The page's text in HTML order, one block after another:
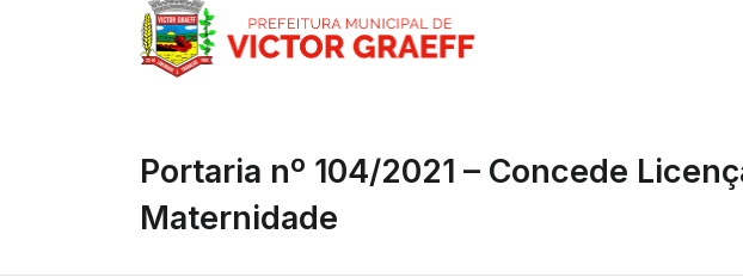
Portaria nº 104/2021 – Concede
Maternidade